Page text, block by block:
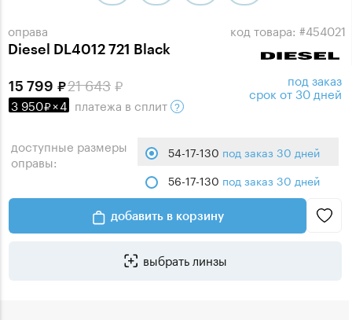
оправа
Diesel DL4012 721 Black
код товара: #454021
21 643
15 799
3 950 ×4 платежа в сплит
под заказ
срок от 30 дней
доступные размеры
оправы:
54-17-130 под заказ 30 дней
56-17-130 под заказ 30 дней
добавить в корзину
выбрать линзы